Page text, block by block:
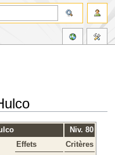
Niv. 80
Effets
Critères